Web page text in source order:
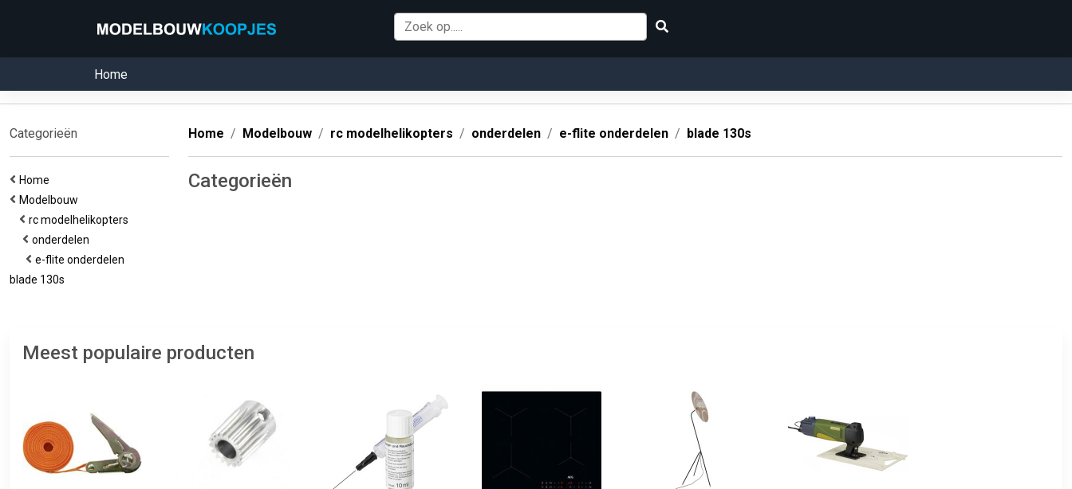
Home
Categorieën
Home
Modelbouw
rc modelhelikopters
onderdelen
e-flite onderdelen
blade 130s
Home Modelbouw rc modelhelikopters onderdelen e-flite onderdelen blade 130s
Categorieën
Meest populaire producten